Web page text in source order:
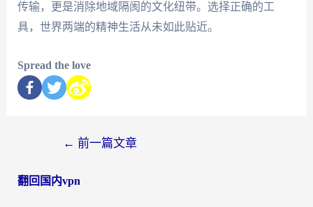
传输，更是消除地域隔阂的文化纽带。选择正确的工
具，世界两端的精神生活从未如此贴近。
Spread the love
← 前一篇文章
翻回国内vpn